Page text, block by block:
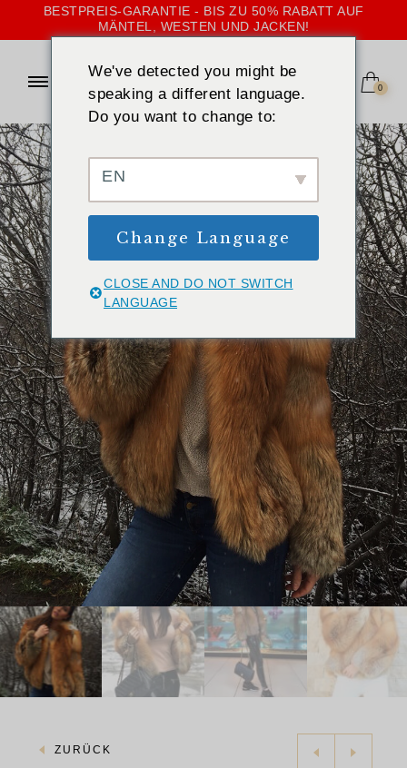
BESTPREIS-GARANTIE - BIS ZU 50% RABATT AUF
MÄNTEL, WESTEN UND JACKEN!
0
ZURÜCK
We've detected you might be
speaking a different language.
Do you want to change to:
EN
Change Language
CLOSE AND DO NOT SWITCH
LANGUAGE